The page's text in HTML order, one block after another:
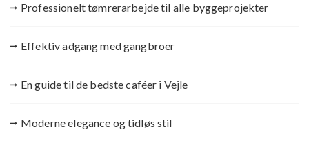
Professionelt tømrerarbejde til alle byggeprojekter
Effektiv adgang med gangbroer
En guide til de bedste caféer i Vejle
Moderne elegance og tidløs stil